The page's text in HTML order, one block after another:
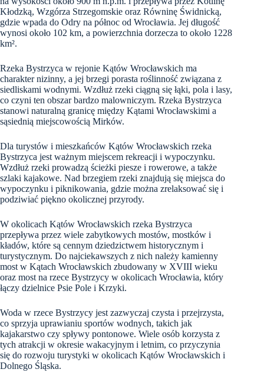
Kłodzką, Wzgórza Strzegomskie oraz Równinę Świdnicką,
gdzie wpada do Odry na północ od Wrocławia. Jej długość
wynosi około 102 km, a powierzchnia dorzecza to około 1228
km².
Rzeka Bystrzyca w rejonie Kątów Wrocławskich ma
charakter nizinny, a jej brzegi porasta roślinność związana z
siedliskami wodnymi. Wzdłuż rzeki ciągną się łąki, pola i lasy,
co czyni ten obszar bardzo malowniczym. Rzeka Bystrzyca
stanowi naturalną granicę między Kątami Wrocławskimi a
sąsiednią miejscowością Mirków.
Dla turystów i mieszkańców Kątów Wrocławskich rzeka
Bystrzyca jest ważnym miejscem rekreacji i wypoczynku.
Wzdłuż rzeki prowadzą ścieżki piesze i rowerowe, a także
szlaki kajakowe. Nad brzegiem rzeki znajdują się miejsca do
wypoczynku i piknikowania, gdzie można zrelaksować się i
podziwiać piękno okolicznej przyrody.
W okolicach Kątów Wrocławskich rzeka Bystrzyca
przepływa przez wiele zabytkowych mostów, mostków i
kładów, które są cennym dziedzictwem historycznym i
turystycznym. Do najciekawszych z nich należy kamienny
most w Kątach Wrocławskich zbudowany w XVIII wieku
oraz most na rzece Bystrzycy w okolicach Wrocławia, który
łączy dzielnice Psie Pole i Krzyki.
Woda w rzece Bystrzycy jest zazwyczaj czysta i przejrzysta,
co sprzyja uprawianiu sportów wodnych, takich jak
kajakarstwo czy spływy pontonowe. Wiele osób korzysta z
tych atrakcji w okresie wakacyjnym i letnim, co przyczynia
się do rozwoju turystyki w okolicach Kątów Wrocławskich i
Dolnego Śląska.